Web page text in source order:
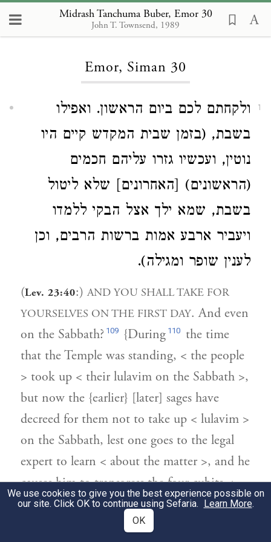
Midrash Tanchuma Buber, Emor 30
John T. Townsend, 1989
Loading...
Emor, Siman 30
1
ולקחתם לכם ביום הראשון. ואפילו
בשבת, (בזמן שבית המקדש קיים היו
נוטין, ועכשיו גזרו עליהם חכמים
(הראשונים) [האחרונים] שלא ליטול
בשבת, שמא ילך אצל הבקי ללמדו
ויעביר ארבע אמות ברשות הרבים, וכן
לענין שופר ומגילה).
(Lev. 23:40:)AND YOU SHALL TAKE FOR
YOURSELVES ON THE FIRST DAY. And even
on the Sabbath? 109 {During 110 the time
that the Temple was standing, < the people
> took up < their lulavim on the Sabbath >,
but now the {earlier} [later] sages have
decreed for them not to take up < lulavim >
on the Sabbath, lest one goes to the legal
expert to learn < about the matter >, and he
causes him to transgress the four cubits <
authorized > by permission of the Rabbis.
The same also < holds true > in regard
We use cookies to give you the best experience possible on
our site. Click OK to continue using Sefaria. Learn More.
OK